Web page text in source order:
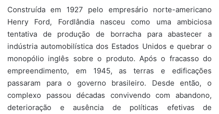
Construída em 1927 pelo empresário norte-americano
Henry Ford, Fordlândia nasceu como uma ambiciosa
tentativa de produção de borracha para abastecer a
indústria automobilística dos Estados Unidos e quebrar o
monopólio inglês sobre o produto. Após o fracasso do
empreendimento, em 1945, as terras e edificações
passaram para o governo brasileiro. Desde então, o
complexo passou décadas convivendo com abandono,
deterioração e ausência de políticas efetivas de